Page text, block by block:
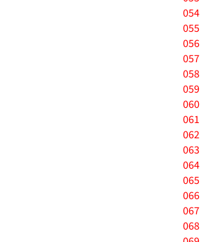
054
055
056
057
058
059
060
061
062
063
064
065
066
067
068